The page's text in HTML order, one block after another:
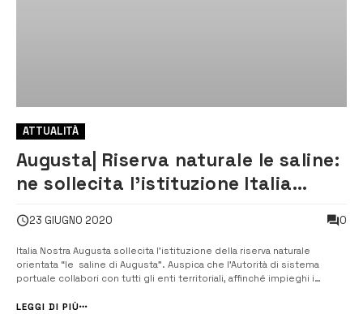
ATTUALITÀ
Augusta| Riserva naturale le saline:
ne sollecita l’istituzione Italia
23 GIUGNO 2020 0
Italia Nostra Augusta sollecita l’istituzione della riserva naturale
orientata “le saline di Augusta”. Auspica che l’Autorità di sistema
portuale collabori con tutti gli enti territoriali, affinché impieghi i
una prospettiva di crescita economica sostenibile. Itali...
LEGGI DI PIÙ